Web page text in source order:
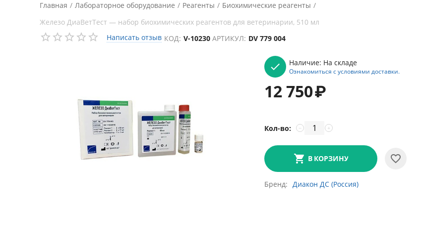
Главная / Лабораторное оборудование / Реагенты / Биохимические реагенты /
Железо ДиаВетТест — набор биохимических реагентов для ветеринарии, 510 мл
Написать отзыв КОД: V-10230 АРТИКУЛ: DV 779 004
Наличие: На складе
Ознакомиться с условиями доставки.
12 750₽
Кол-во: +
−
В КОРЗИНУ
Бренд Диакон ДС (Россия)